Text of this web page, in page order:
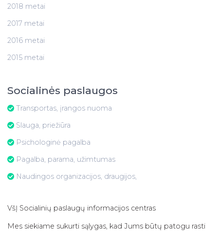
2018 metai
2017 metai
2016 metai
2015 metai
Socialinės paslaugos
Transportas, įrangos nuoma
Slauga, priežiūra
Psichologinė pagalba
Pagalba, parama, užimtumas
Naudingos organizacijos, draugijos,
VšĮ Socialinių paslaugų informacijos centras
Mes siekiame sukurti sąlygas, kad Jums būtų patogu rasti